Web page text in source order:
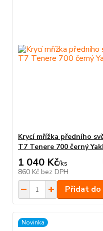
Krycí mřížka předního
T7 Tenere 700 černý
1 040 Kč/ks
860 Kč bez DPH
Přidat do
Novinka